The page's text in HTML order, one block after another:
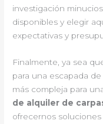
investigación
disponibles y elegir
expectativas y
Finalmente, ya sea
para una escapada
más compleja para
de alquiler de
ofrecernos